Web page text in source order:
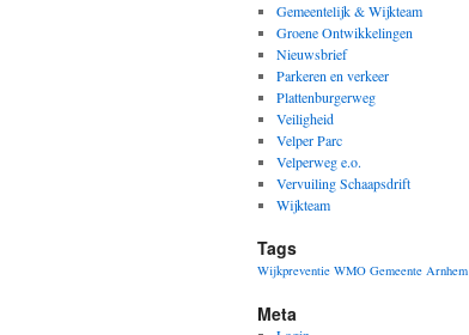
Gemeentelijk & Wijkteam
Groene Ontwikkelingen
Nieuwsbrief
Parkeren en verkeer
Plattenburgerweg
Veiligheid
Velper Parc
Velperweg e.o.
Vervuiling Schaapsdrift
Wijkteam
Tags
Wijkpreventie WMO Gemeente Arnhem
Meta